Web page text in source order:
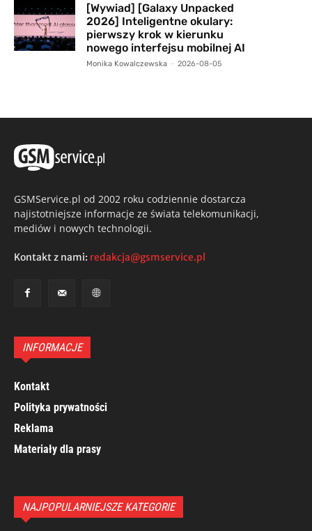
[Wywiad] [Galaxy Unpacked
2026] Inteligentne okulary:
pierwszy krok w kierunku
nowego interfejsu mobilnej AI
Monika Kowalczewska - 2026-08-05
GSMService.pl od 2002 roku codziennie dostarcza
najistotniejsze informacje ze świata telekomunikacji,
mediów i nowych technologii.
Kontakt z nami: redakcja@gsmservice.pl
INFORMACJE
Kontakt
Polityka prywatności
Reklama
Materiały dla prasy
NAJPOPULARNIEJSZE KATEGORIE